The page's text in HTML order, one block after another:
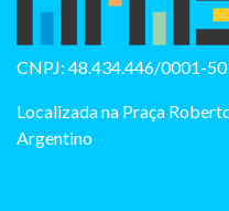
CNPJ: 48.434.446/0001-50
Localizada na Praça
Argentino